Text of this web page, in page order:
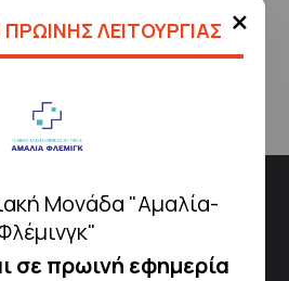
×
ΛΕΙΤΟΥΡΓΙΑΣ
Μονάδα "Αμαλία-
σε πρωινή εφημερία
"Αμαλία Φλέμιγκ"
δυναμικό και ουσιαστικό